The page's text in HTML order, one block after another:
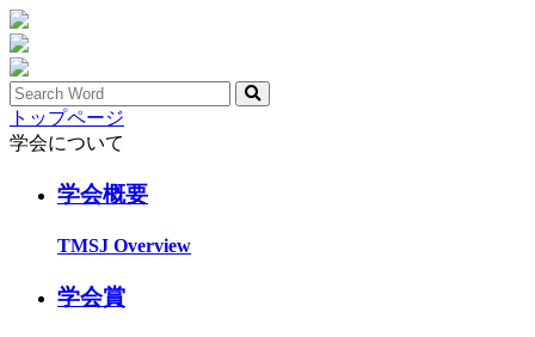
トップページ
学会について
学会概要
TMSJ Overview
学会賞